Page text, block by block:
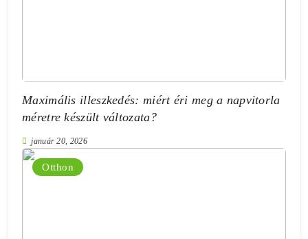
Maximális illeszkedés: miért éri meg a napvitorla
méretre készült változata?
január 20, 2026
Otthon